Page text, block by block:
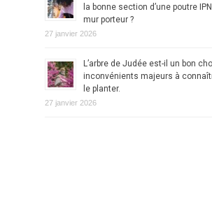
la bonne section d’une poutre
mur porteur ?
27 janvier 2026
L’arbre de Judée est-il un bon
inconvénients majeurs à
le planter.
27 janvier 2026